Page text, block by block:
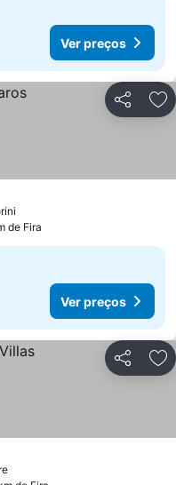
Ver preços
Partilhar
de Fira
Ver preços
Partilhar